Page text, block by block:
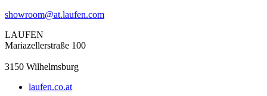
showroom@at.laufen.com
LAUFEN
Mariazellerstraße 100
3150 Wilhelmsburg
laufen.co.at